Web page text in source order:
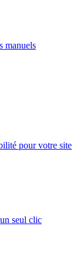
manuels
pour votre site
seul clic